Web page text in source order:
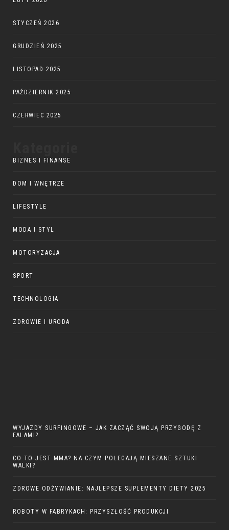
STYCZEŃ 2026
GRUDZIEŃ 2025
LISTOPAD 2025
PAŹDZIERNIK 2025
CZERWIEC 2025
BIZNES I FINANSE
DOM I WNĘTRZE
LIFESTYLE
MODA I STYL
MOTORYZACJA
SPORT
TECHNOLOGIA
ZDROWIE I URODA
WYJAZDY SURFINGOWE – JAK ZACZĄĆ SWOJĄ PRZYGODĘ Z
FALAMI?
CO TO JEST MMA? NA CZYM POLEGAJĄ MIESZANE SZTUKI
WALKI?
ZDROWE ODŻYWIANIE: NAJLEPSZE SUPLEMENTY DIETY 2025
ROBOTY W FABRYKACH: PRZYSZŁOŚĆ PRODUKCJI